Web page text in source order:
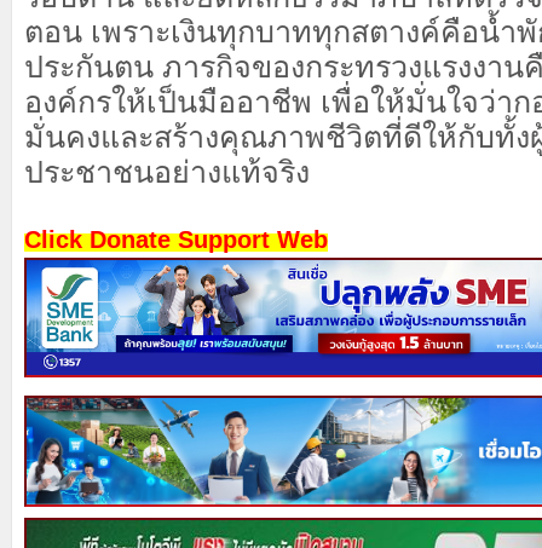
ตอน เพราะเงินทุกบาททุกสตางค์คือน้ำ
ประกันตน ภารกิจของกระทรวงแรงงาน
องค์กรให้เป็นมืออาชีพ เพื่อให้มั่นใจว่า
มั่นคงและสร้างคุณภาพชีวิตที่ดีให้กับทั้ง
ประชาชนอย่างแท้จริง
Click Donate Support Web